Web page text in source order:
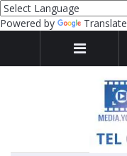
Powered by Translate